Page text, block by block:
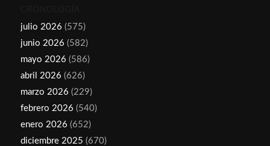
CRONOLOGÍA
julio 2026 (575)
junio 2026 (582)
mayo 2026 (586)
abril 2026 (626)
marzo 2026 (229)
febrero 2026 (540)
enero 2026 (652)
diciembre 2025 (670)